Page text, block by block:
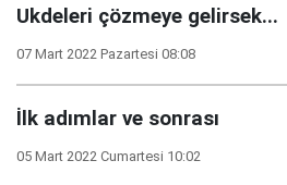
Ukdeleri çözmeye gelirsek...
07 Mart 2022 Pazartesi 08:08
İlk adımlar ve sonrası
05 Mart 2022 Cumartesi 10:02